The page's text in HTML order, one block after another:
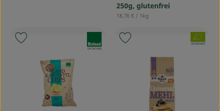
250g, glutenfrei
, Referenzpreis:
18,76 € / 1kg
, Kontrollstelle:
DE-ÖKO-006
Produkt zu Favouriten hinzufügen
, Verband:
, Kontrollstelle:
DE-ÖKO-007
Produkt zu Favouriten